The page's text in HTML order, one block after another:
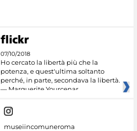
07/10/2018
Ho cercato la libertà più che la
potenza, e quest'ultima soltanto
perché, in parte, secondava la libertà.
— Marguerite Yourcenar
museiincomuneroma